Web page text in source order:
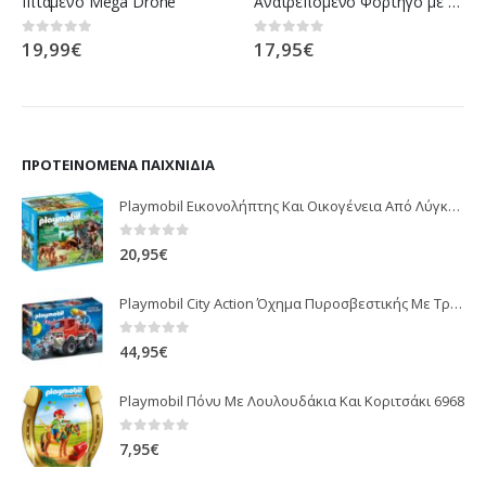
0 out of 5
19,99€ 0 out of 5
17,95€
ΠΡΟΤΕΙΝΌΜΕΝΑ ΠΑΙΧΝΊΔΙΑ
Playmobil Εικονολήπτης Και Οικογένεια Από Λύγκες 5561
0 out of 5
20,95€
Playmobil City Action Όχημα Πυροσβεστικής Με Τροχαλία Ρυμούλκησης 9466
0 out of 5
44,95€
Playmobil Πόνυ Με Λουλουδάκια Και Κοριτσάκι 6968
0out of 5
7,95€